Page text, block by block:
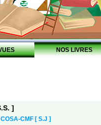
NOS LIVRES
]
CMF [ S.J ]